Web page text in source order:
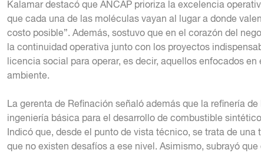
Kalamar destacó que ANCAP prioriza la excelencia
que cada una de las moléculas vayan al lugar a donde
costo posible”. Además, sostuvo que en el corazón del
la continuidad operativa junto con los proyectos
licencia social para operar, es decir, aquellos enfocados
ambiente.
La gerenta de Refinación señaló además que la refinería de
ingeniería básica para el desarrollo de combustible
Indicó que, desde el punto de vista técnico, se trata de
que no existen desafíos a ese nivel. Asimismo, subrayó que